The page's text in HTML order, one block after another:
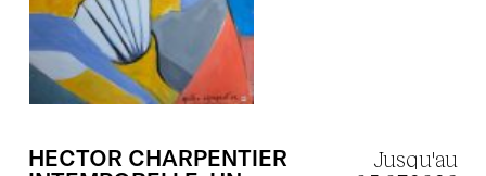
HECTOR CHARPENTIER
Jusqu'au